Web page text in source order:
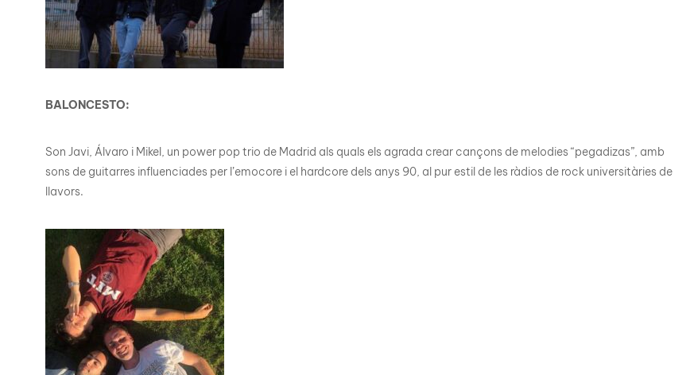
BALONCESTO:
Son Javi, Álvaro i Mikel, un power pop trio de Madrid als quals els agrada crear cançons de melodies “pegadizas”, amb
sons de guitarres influenciades per l’emocore i el hardcore dels anys 90, al pur estil de les ràdios de rock universitàries de
llavors.